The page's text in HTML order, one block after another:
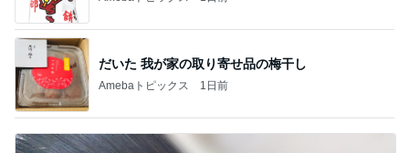
だいた 我が家の取り寄せ品の梅干し
Amebaトピックス 1日前